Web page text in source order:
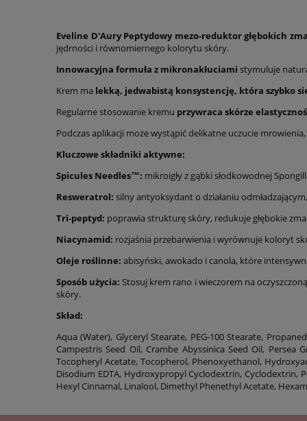
Eveline D'Aury Peptydowy mezo-reduktor głębokich
jędrności i równomiernego kolorytu skóry.
Innowacyjna formuła z mikronakłuciami stymuluje
Krem ma lekką, jedwabistą konsystencję, która szybko
Regularne stosowanie kremu przywraca skórze
Podczas aplikacji może wystąpić delikatne uczucie
Kluczowe składniki aktywne:
Spicules Needles™: mikroigły z gąbki słodkowodnej
Resweratrol: silny antyoksydant o działaniu
Tri-peptyd: poprawia strukturę skóry, redukuje głębokie
Niacynamid: rozjaśnia przebarwienia i wyrównuje koloryt
Oleje roślinne: abisyński, awokado i canola, które
Sposób użycia: Stosuj krem rano i wieczorem na
skóry.
Skład:
Aqua (Water), Glyceryl Stearate, PEG-100 Stearate,
Campestris Seed Oil, Crambe Abyssinica Seed Oil,
Tocopheryl Acetate, Tocopherol, Phenoxyethanol,
Disodium EDTA, Hydroxypropyl Cyclodextrin, Cyclodextrin,
Hexyl Cinnamal, Linalool, Dimethyl Phenethyl Acetate,